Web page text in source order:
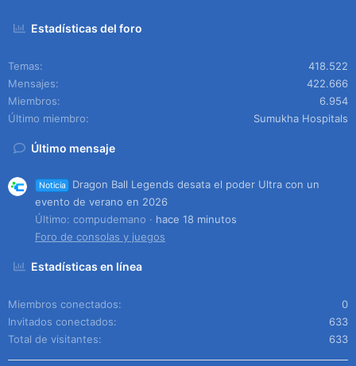
Estadísticas del foro
Temas
418.522
Mensajes
422.666
Miembros
6.954
Último miembro
Sumukha Hospitals
Último mensaje
Noticia
Dragon Ball Legends desata el poder Ultra con un
evento de verano en 2026
Último: compudemano
hace 18 minutos
Foro de consolas y juegos
Estadísticas en línea
Miembros conectados
0
Invitados conectados
633
Total de visitantes
633